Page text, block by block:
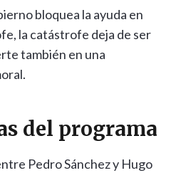
bloquea la ayuda en
la catástrofe deja de ser
también en una
del programa
Pedro Sánchez y Hugo